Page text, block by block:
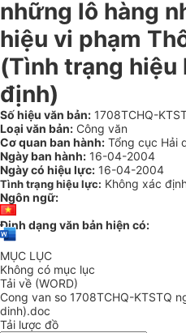
những lô hàng
hiệu vi phạm
(Tình trạng
định)
Số hiệu văn bản: 1708TCHQ-
Loại văn bản: Công văn
Cơ quan ban hành: Tổng cục Hải
Ngày ban hành: 16-04-2004
Ngày có hiệu lực: 16-04-2004
Tình trạng hiệu lực: Không xác
Ngôn ngữ:
Định dạng văn bản hiện có:
MỤC LỤC
Không có mục lục
Tải về (WORD)
Cong van so 1708TCHQ-KTSTQ
dinh).doc
Tải lược đồ